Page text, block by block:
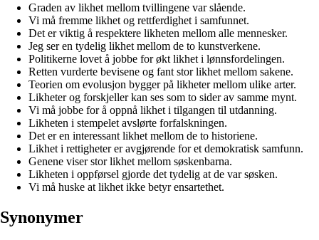
Graden av likhet mellom tvillingene var slående.
Vi må fremme likhet og rettferdighet i samfunnet.
Det er viktig å respektere likheten mellom alle mennesker.
Jeg ser en tydelig likhet mellom de to kunstverkene.
Politikerne lovet å jobbe for økt likhet i lønnsfordelingen.
Retten vurderte bevisene og fant stor likhet mellom sakene.
Teorien om evolusjon bygger på likheter mellom ulike arter.
Likheter og forskjeller kan ses som to sider av samme mynt.
Vi må jobbe for å oppnå likhet i tilgangen til utdanning.
Likheten i stempelet avslørte forfalskningen.
Det er en interessant likhet mellom de to historiene.
Likhet i rettigheter er avgjørende for et demokratisk samfunn.
Genene viser stor likhet mellom søskenbarna.
Likheten i oppførsel gjorde det tydelig at de var søsken.
Vi må huske at likhet ikke betyr ensartethet.
Synonymer